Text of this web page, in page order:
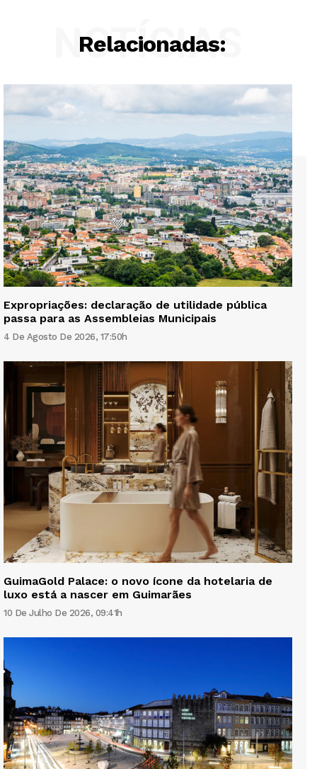
Relacionadas:
NOTÍCIAS
Expropriações: declaração de utilidade pública
passa para as Assembleias Municipais
4 De Agosto De 2026, 17:50h
GuimaGold Palace: o novo ícone da hotelaria de
luxo está a nascer em Guimarães
10 De Julho De 2026, 09:41h